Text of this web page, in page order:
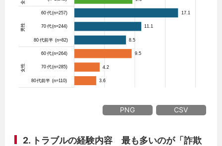
PNG CSV
2. トラブルの経験内容 最も多いのが「詐欺